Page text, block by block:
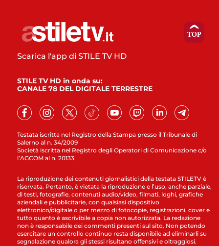
Testata iscritta nel Registro della Stampa presso il Tribunale di
Salerno al n. 34/2009
Società iscritta nel Registro degli Operatori di Comunicazione c/o
l’AGCOM al n. 20133
Scarica l'app di STILE TV HD
STILE TV HD in onda su:
CANALE 78 DEL DIGITALE TERRESTRE
La riproduzione dei contenuti giornalistici della testata STILETV è
riservata. Pertanto, è vietata la riproduzione e l’uso, anche parziale,
di testi, fotografie, contenuti audio/video, filmati, loghi, grafiche
aziendali e pubblicitarie, con qualsiasi dispositivo
elettronico/digitale o per mezzo di fotocopie, registrazioni, cover e
tutto quanto è ascrivibile a copia non autorizzata. La redazione
non è responsabile dei commenti presenti sul sito. Non potendo
esercitare un controllo continuo resta disponibile ad eliminarli su
segnalazione qualora gli stessi risultano offensivi e oltraggiosi.